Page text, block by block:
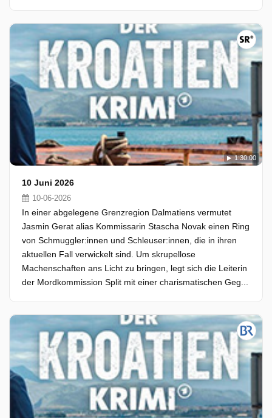
1:30:00
10 Juni 2026
10-06-2026
In einer abgelegene Grenzregion Dalmatiens vermutet
Jasmin Gerat alias Kommissarin Stascha Novak einen Ring
von Schmuggler:innen und Schleuser:innen, die in ihren
aktuellen Fall verwickelt sind. Um skrupellose
Machenschaften ans Licht zu bringen, legt sich die Leiterin
der Mordkommission Split mit einer charismatischen Geg...